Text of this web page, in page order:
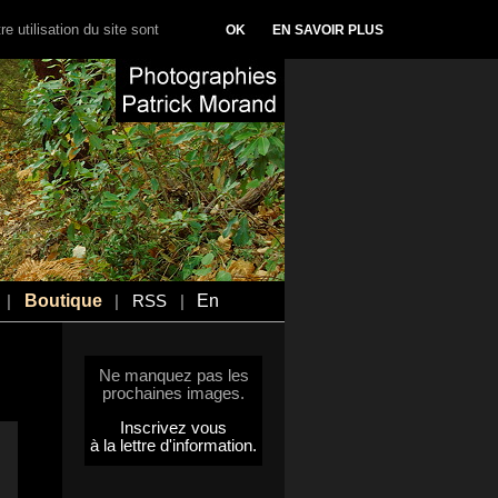
Boutique RSS En
Ne manquez pas les
prochaines images.
Inscrivez vous
à la lettre d'information.
utilisation du site sont OK EN SAVOIR PLUS